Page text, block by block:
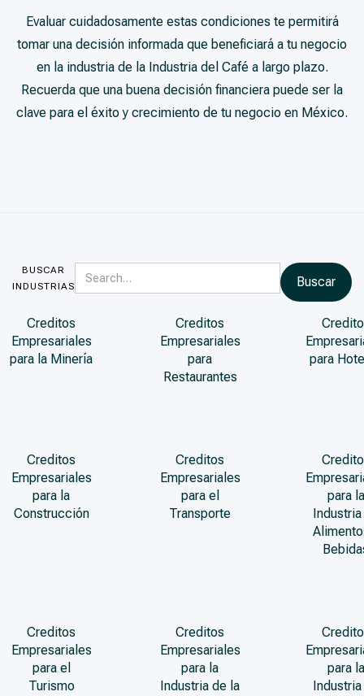
Evaluar cuidadosamente estas condiciones te permitirá
tomar una decisión informada que beneficiará a tu negocio
en la industria de la Industria del Café a largo plazo.
Recuerda que una buena decisión financiera puede ser la
clave para el éxito y crecimiento de tu negocio en México.
BUSCAR
INDUSTRIAS
Creditos
Empresariales
para la Minería
Creditos
Empresariales
para
Restaurantes
para
Creditos
Empresariales
para la
Construcción
Creditos
Empresariales
para el
Transporte
para la
Creditos
Empresariales
para el
Turismo
Creditos
Empresariales
para la
Industria de la
para la